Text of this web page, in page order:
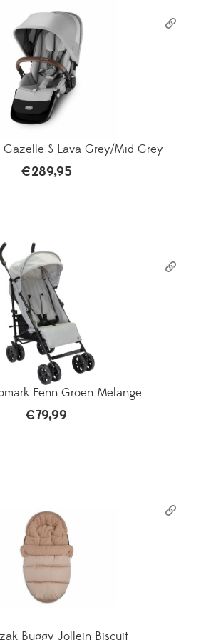
S Lava Grey/Mid Grey
€289,95
Fenn Groen Melange
€79,99
Buggy Jollein Biscuit